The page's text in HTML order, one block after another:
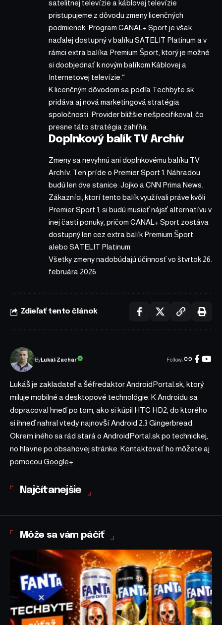
satelitnej televízie a káblovej televízie
pristupujeme z dôvodu zmeny licenčných
podmienok. Program CANAL+ Sport je však
naďalej dostupný v balíku SATELIT Platinum a v
rámci extra balíka Premium Šport, ktorý je možné
si doobjednať k novým balíkom Káblovej a
Internetovej televízie.“
K licenčným dôvodom sa podľa Techbyte.sk
pridáva aj nová marketingová stratégia
spoločnosti. Provider bližšie nešpecifikoval, čo
presne táto stratégia zahŕňa.
Doplnkový balík TV Archív
Zmeny sa nevyhnú ani doplnkovému balíku TV
Archív. Ten príde o Premier Sport 1. Náhradou
budú len dve stanice: Jojko a CNN Prima News.
Zákazníci, ktorí tento balík využívali práve kvôli
Premier Sport 1, si budú musieť nájsť alternatívu v
inej časti ponuky, pričom CANAL+ Sport zostáva
dostupný len cez extra balík Premium Šport
alebo SATELIT Platinum.
Všetky zmeny nadobúdajú účinnosť vo štvrtok 26.
februára 2026.
Zdieľať tento článok
ByLukáš Zachar Follow:
Lukáš je zakladateľ a šéfredaktor AndroidPortal.sk, ktorý
miluje mobilné a desktopové technológie. K Androidu sa
dopracoval hneď po tom, ako si kúpil HTC HD2, do ktorého
si ihneď nahral vtedy najnovší Android 2.3 Gingerbread.
Okrem iného sa rád stará o AndroidPortal.sk po technickej,
no hlavne po obsahovej stránke. Kontaktovať ho môžete aj
pomocou Google+
Najčítanejšie
Môže sa vám páčiť